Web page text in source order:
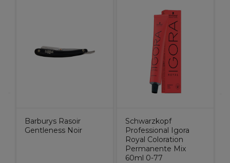
Barburys Rasoir
Gentleness Noir
Schwarzkopf
Professional Igora
Royal Coloration
Permanente Mix
60ml 0-77